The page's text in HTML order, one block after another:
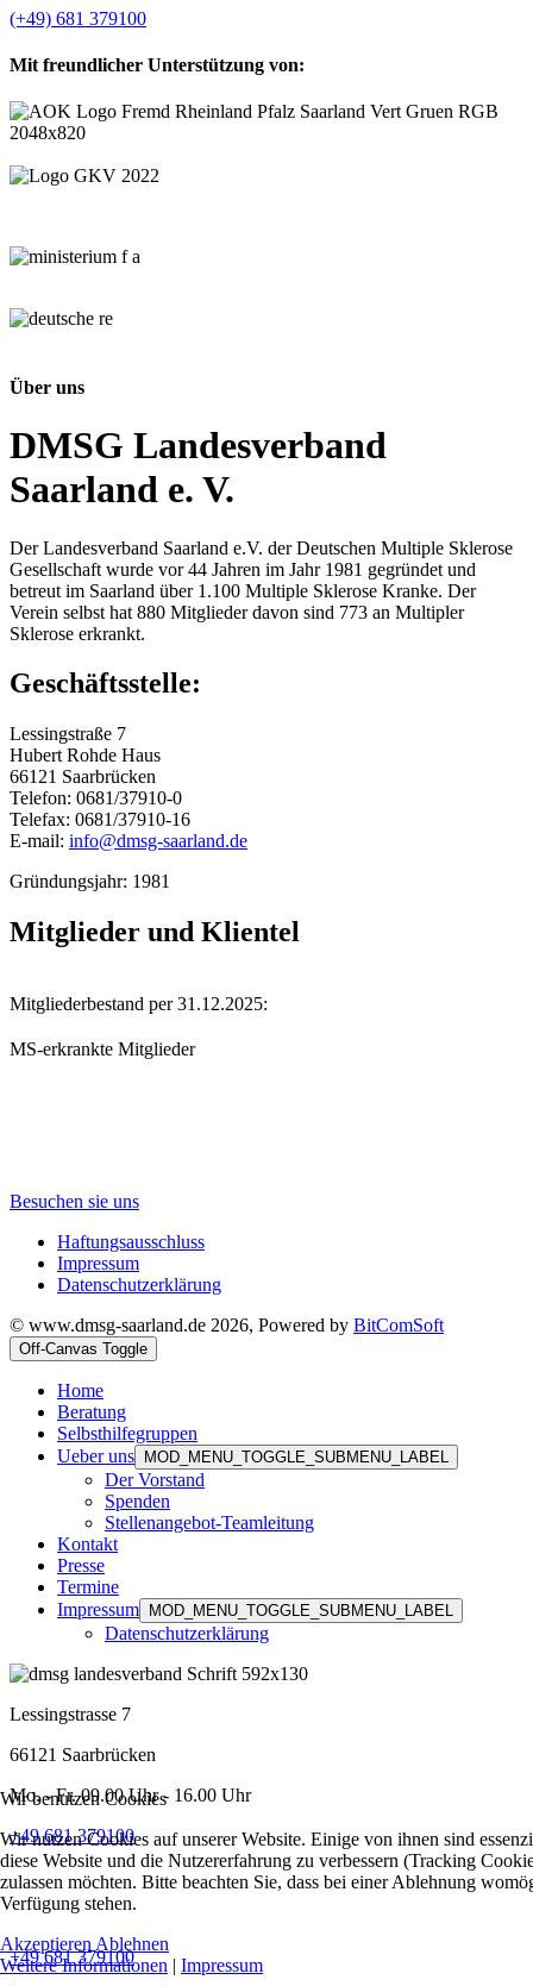
(+49) 681 379100
Mit freundlicher Unterstützung von:
Über uns
DMSG Landesverband
Saarland e. V.
Der Landesverband Saarland e.V. der Deutschen Multiple Sklerose
Gesellschaft wurde vor 44 Jahren im Jahr 1981 gegründet und
betreut im Saarland über 1.100 Multiple Sklerose Kranke. Der
Verein selbst hat 880 Mitglieder davon sind 773 an Multipler
Sklerose erkrankt.
Geschäftsstelle:
Lessingstraße 7
Hubert Rohde Haus
66121 Saarbrücken
Telefon: 0681/37910-0
Telefax: 0681/37910-16
E-mail: info@dmsg-saarland.de
Gründungsjahr: 1981
Mitglieder und Klientel
Mitgliederbestand per 31.12.2025:
MS-erkrankte Mitglieder
Besuchen sie uns
Haftungsausschluss
Impressum
Datenschutzerklärung
© www.dmsg-saarland.de 2026, Powered by BitComSoft
Off-Canvas Toggle
Home
Beratung
Selbsthilfegruppen
Ueber uns
MOD_MENU_TOGGLE_SUBMENU_LABEL
Der Vorstand
Spenden
Stellenangebot-Teamleitung
Kontakt
Presse
Termine
Impressum
MOD_MENU_TOGGLE_SUBMENU_LABEL
Datenschutzerklärung
Lessingstrasse 7
66121 Saarbrücken
Mo. - Fr. 09.00 Uhr - 16.00 Uhr
+49 681 379100
+49 681 379100
Wir benutzen Cookies
Wir nutzen Cookies auf unserer Website. Einige von ihnen sind
diese Website und die Nutzererfahrung zu verbessern (Tracking
zulassen möchten. Bitte beachten Sie, dass bei einer Ablehnung
Verfügung stehen.
Akzeptieren Ablehnen
Weitere Informationen | Impressum